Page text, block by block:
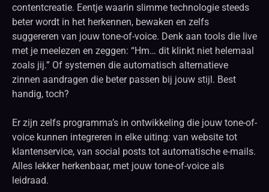
contentcreatie. Eentje waarin slimme technologie steeds
beter wordt in het herkennen, bewaken en zelfs
suggereren van jouw tone-of-voice. Denk aan tools die live
met je meelezen en zeggen: “Hm… dit klinkt niet helemaal
zoals jij.” Of systemen die automatisch alternatieve
zinnen aandragen die beter passen bij jouw stijl. Best
handig, toch?
Er zijn zelfs programma’s in ontwikkeling die jouw tone-of-
voice kunnen integreren in elke uiting: van website tot
klantenservice, van social posts tot automatische e-mails.
Alles lekker herkenbaar, met jouw tone-of-voice als
leidraad.